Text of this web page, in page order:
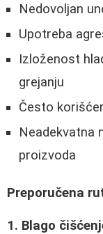
Nedovoljan
Upotreba
Izloženost
grejanju
Često
Neadekvatna
proizvoda
Preporučena
1. Blago